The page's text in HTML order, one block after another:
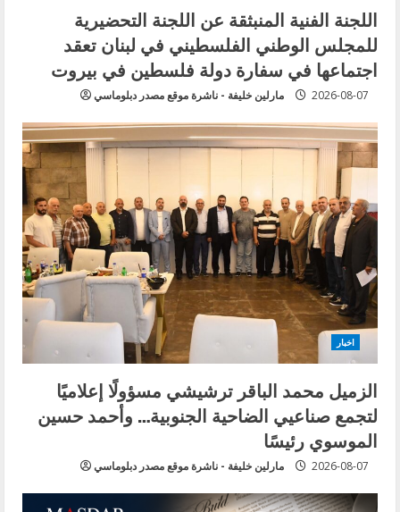
اللجنة الفنية المنبثقة عن اللجنة التحضيرية
للمجلس الوطني الفلسطيني في لبنان تعقد
اجتماعها في سفارة دولة فلسطين في بيروت
مارلين خليفة - ناشرة موقع مصدر دبلوماسي 2026-08-07
اخبار
الزميل محمد الباقر ترشيشي مسؤولًا إعلاميًا
لتجمع صناعيي الضاحية الجنوبية… وأحمد حسين
الموسوي رئيسًا
مارلين خليفة - ناشرة موقع مصدر دبلوماسي 2026-08-07